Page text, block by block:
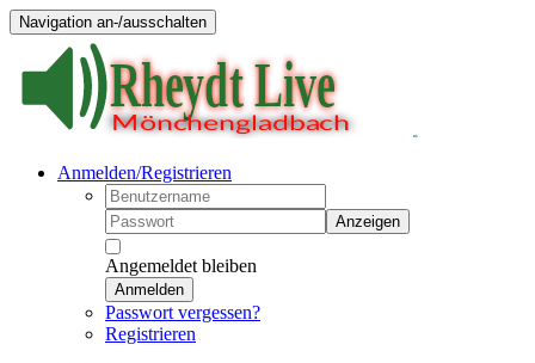
Navigation an-/ausschalten
Anmelden/Registrieren
Anzeigen
Angemeldet bleiben
Anmelden
Passwort vergessen?
Registrieren